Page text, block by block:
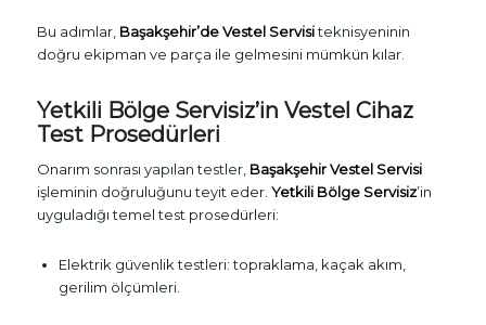
Bu adımlar, Başakşehir’de Vestel Servisiteknisyeninin
doğru ekipman ve parça ile gelmesini mümkün kılar.
Yetkili Bölge Servisiz’in Vestel Cihaz
Test Prosedürleri
Onarım sonrası yapılan testler, Başakşehir Vestel Servisi
işleminin doğruluğunu teyit eder. Yetkili Bölge Servisiz’in
uyguladığı temel test prosedürleri:
Elektrik güvenlik testleri: topraklama, kaçak akım,
gerilim ölçümleri.